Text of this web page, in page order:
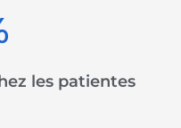
les patientes